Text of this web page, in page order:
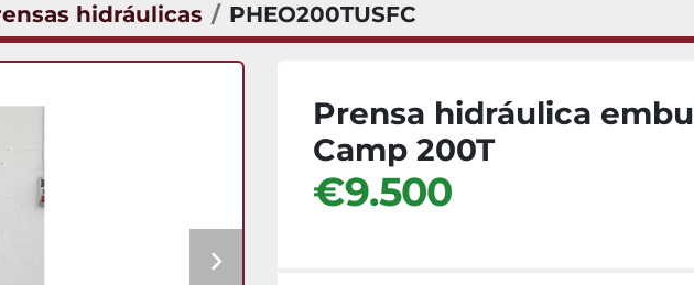
hidráulicas PHEO200TUSFC
Prensa hidráulica
Camp 200T
€9.500